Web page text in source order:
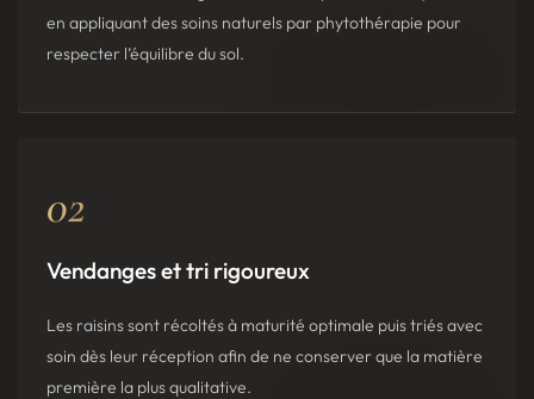
en appliquant des soins naturels par phytothérapie pour
respecter l’équilibre du sol.
02
Vendanges et tri rigoureux
Les raisins sont récoltés à maturité optimale puis triés avec
soin dès leur réception afin de ne conserver que la matière
première la plus qualitative.